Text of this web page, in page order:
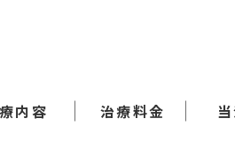
内容 治療料金